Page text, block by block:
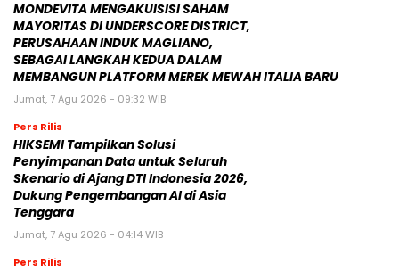
MONDEVITA MENGAKUISISI SAHAM
MAYORITAS DI UNDERSCORE DISTRICT,
PERUSAHAAN INDUK MAGLIANO,
SEBAGAI LANGKAH KEDUA DALAM
MEMBANGUN PLATFORM MEREK MEWAH ITALIA BARU
Jumat, 7 Agu 2026 - 09:32 WIB
Pers Rilis
HIKSEMI Tampilkan Solusi
Penyimpanan Data untuk Seluruh
Skenario di Ajang DTI Indonesia 2026,
Dukung Pengembangan AI di Asia
Tenggara
Jumat, 7 Agu 2026 - 04:14 WIB
Pers Rilis